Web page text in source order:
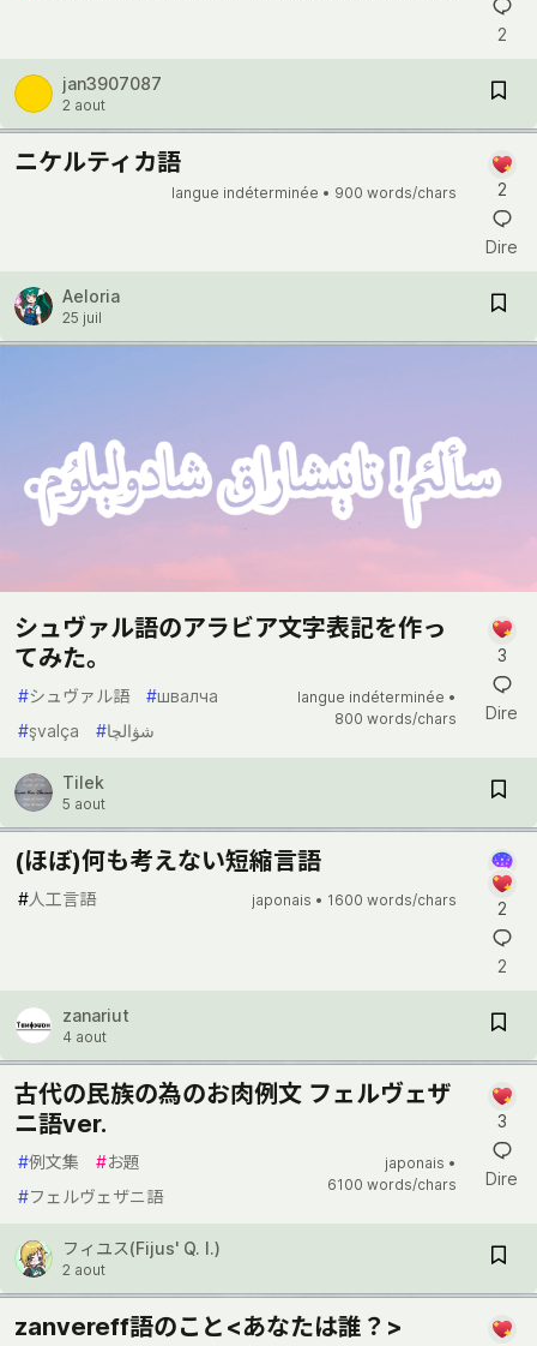
2
jan3907087
2 aout
ニケルティカ語
langue indéterminée • 900 words/chars 2
Dire
Aeloria
25 juil
シュヴァル語のアラビア文字表記を作っ
てみた。
#シュヴァル語 #швалча
#şvalça #شۋالچا
langue indéterminée •
800 words/chars
3
Dire
Tilek
5 aout
(ほぼ)何も考えない短縮言語
#人工言語 japonais • 1600 words/chars 2
2
zanariut
4 aout
古代の民族の為のお肉例文 フェルヴェザ
ニ語ver.
#例文集 #お題
#フェルヴェザニ語
japonais •
6100 words/chars
3
Dire
フィユス(Fijus' Q. I.)
2 aout
zanvereff語のこと<あなたは誰？>